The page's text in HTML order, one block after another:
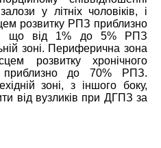
у літніх чоловіків, і
розвитку РПЗ приблизно
що від 1% до 5% РПЗ
зоні. Периферична зона
розвитку хронічного
приблизно до 70% РПЗ.
зоні, з іншого боку,
від вузликів при ДГПЗ за